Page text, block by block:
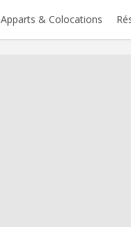
Apparts & Colocations